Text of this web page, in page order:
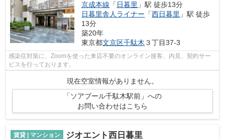
京成本線 「 日暮里 」駅 徒歩13分
日暮里舎人ライナー 「西日暮里 」駅 徒歩
13分
築20年
東京都文京区千駄木 ３丁目37-3
感染症対策に、Zoomを使った来店不要のオンライン接客、内見、契約サー
ビスを行っております。
現在空室情報がありません。
「ソアブール千駄木駅前」への
お問い合わせはこちら
賃貸 | マンション ジオエント西日暮里